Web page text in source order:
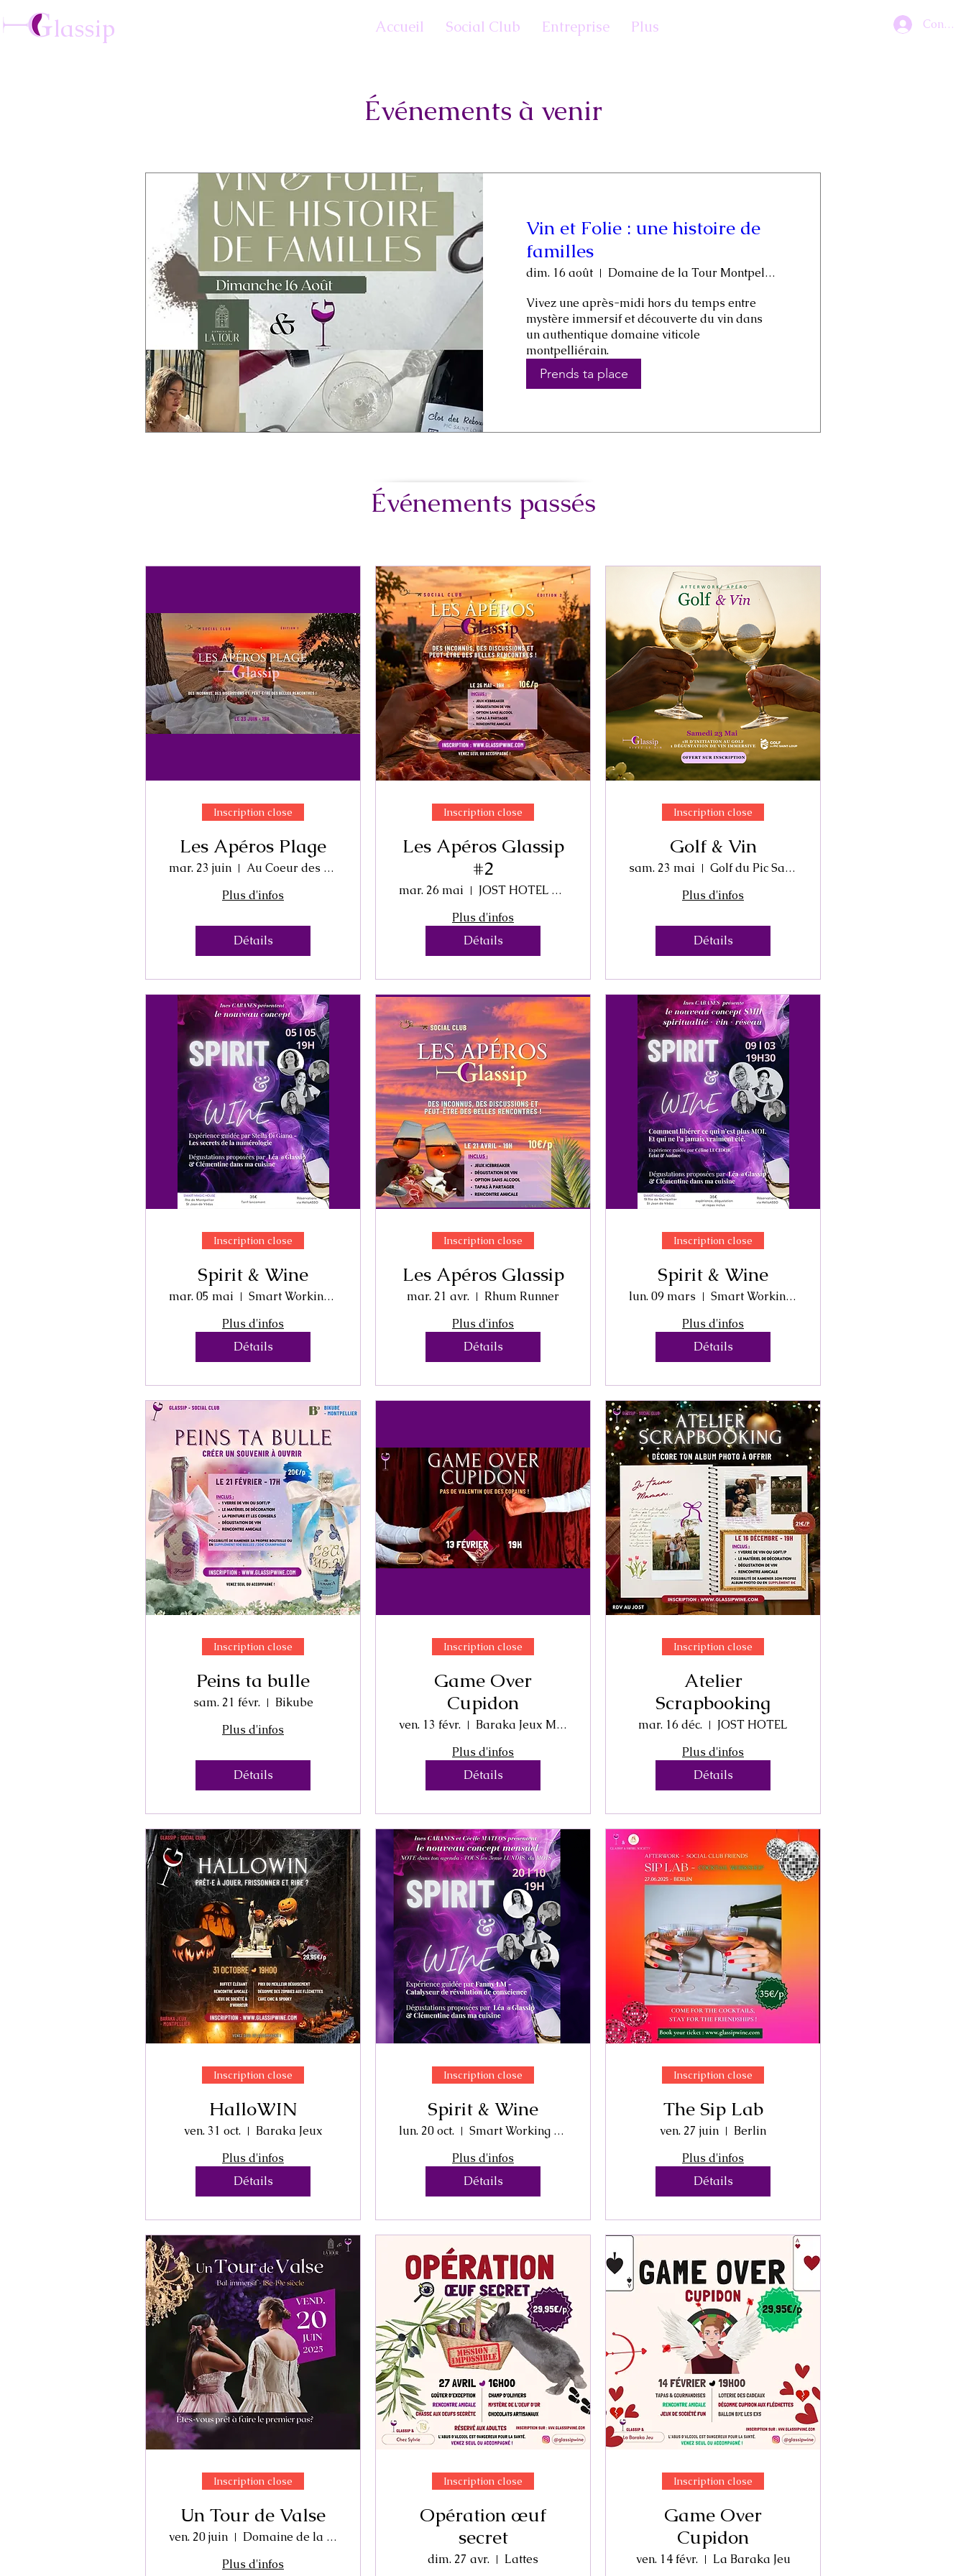
lassip Accueil Social Club Entreprise Plus
Événements à venir
Vin et Folie : une histoire de
familles
dim. 16 août
Domaine de la Tour Montpellier
Vivez une après-midi hors du temps entre
mystère immersif et découverte du vin dans
un authentique domaine viticole
montpelliérain.
Prends ta place
Événements passés
Inscription close
Les Apéros Plage
mar. 23 juin
Au Coeur des Sables
Plus d'infos
Détails
Inscription close
Les Apéros Glassip
#2
mar. 26 mai
JOST HOTEL MONTPELLIER
Plus d'infos
Détails
Inscription close
Golf & Vin
sam. 23 mai
Golf du Pic Saint-Loup
Plus d'infos
Détails
Inscription close
Spirit & Wine
mar. 05 mai
Smart Working House
Plus d'infos
Détails
Inscription close
Les Apéros Glassip
mar. 21 avr.
Rhum Runner
Plus d'infos
Détails
Inscription close
Spirit & Wine
lun. 09 mars
Smart Working House
Plus d'infos
Détails
Inscription close
Peins ta bulle
sam. 21 févr.
Bikube
Plus d'infos
Détails
Inscription close
Game Over
Cupidon
ven. 13 févr.
Baraka Jeux Montpellier - Bar à Jeux
Plus d'infos
Détails
Inscription close
Atelier
Scrapbooking
mar. 16 déc.
JOST HOTEL
Plus d'infos
Détails
Inscription close
HalloWIN
ven. 31 oct.
Baraka Jeux
Plus d'infos
Détails
Inscription close
Spirit & Wine
lun. 20 oct.
Smart Working House
Plus d'infos
Détails
Inscription close
The Sip Lab
ven. 27 juin
Berlin
Plus d'infos
Détails
Inscription close
Un Tour de Valse
ven. 20 juin
Domaine de la Tour
Plus d'infos
Inscription close
Opération œuf
secret
dim. 27 avr. Lattes
Inscription close
Game Over
Cupidon
ven. 14 févr. La Baraka Jeu